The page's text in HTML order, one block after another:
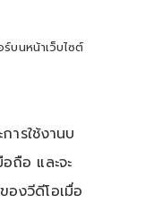
บนหน้าเว็บไซต์
ารใช้งานบ
ถือ และจะ
งวีดีโอเมื่อ